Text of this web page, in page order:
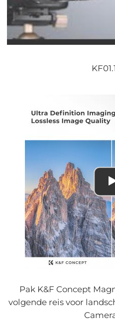
Pak K&F Concept
volgende reis voor